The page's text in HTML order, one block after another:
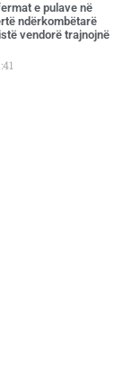
e pulave në
ndërkombëtarë
vendorë trajnojnë